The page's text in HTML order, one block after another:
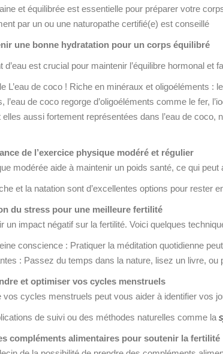
et équilibrée est essentielle pour préparer votre
par un ou une naturopathe certifié(e) est conseillé
une bonne hydratation pour un corps équilibré
d’eau est crucial pour maintenir l’équilibre hormonal
L’eau de coco ! Riche en minéraux et oligoéléments :
l’eau de coco regorge d’oligoéléments comme le fer,
aussi fortement représentées dans l’eau de
de l’exercice physique modéré et régulier
modérée aide à maintenir un poids santé, ce qui peut
et la natation sont d’excellentes options pour rester
du stress pour une meilleure fertilité
un impact négatif sur la fertilité. Voici quelques
conscience : Pratiquer la méditation quotidienne
: Passez du temps dans la nature, lisez un livre, ou
et optimiser vos cycles menstruels
vos cycles menstruels peut vous aider à identifier vos
de suivi ou des méthodes naturelles comme la
compléments alimentaires pour soutenir la fertilité